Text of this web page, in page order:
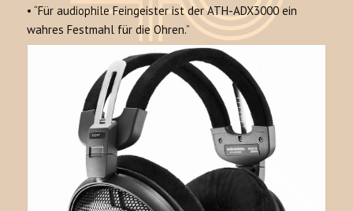
•“Für audiophile Feingeister ist der ATH-ADX3000 ein
wahres Festmahl für die Ohren.”